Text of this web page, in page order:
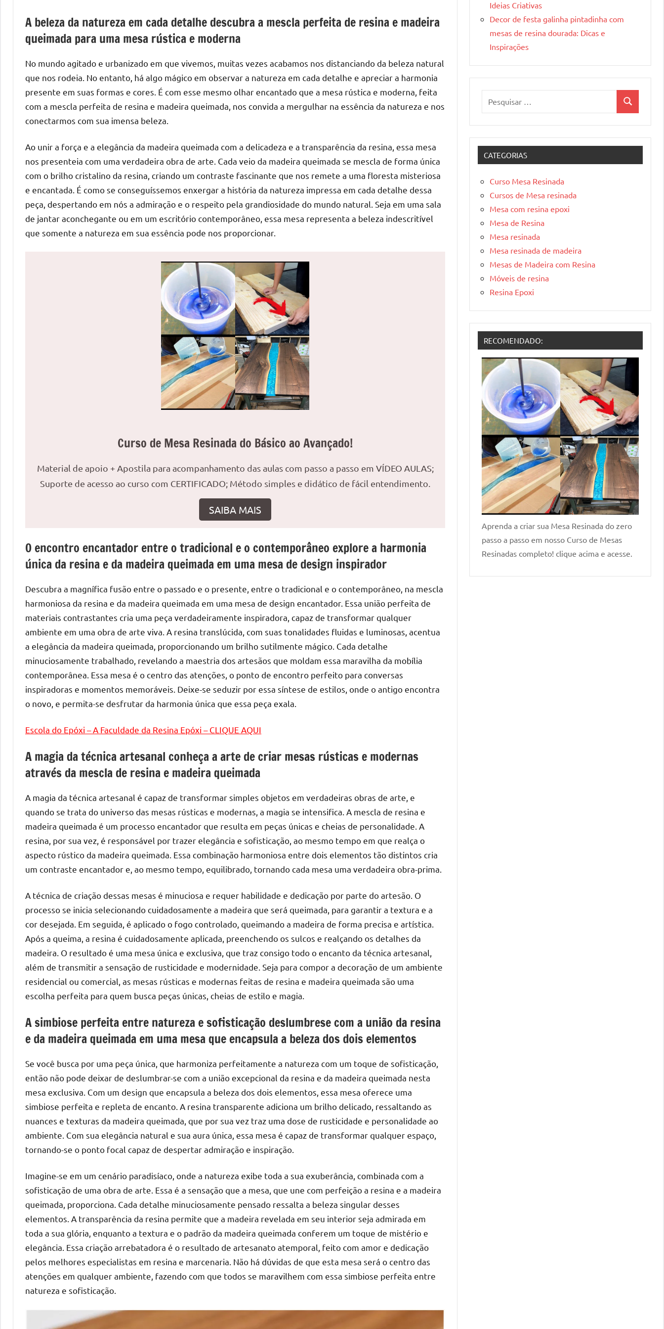
mesas
de
de
inovadoras
resinadas.
Quer
esteja
à
procura
de
mesa
para
reuniões
ou
uma
mesa
de
jantar
para
8
lugares,
aqui
você
o
precisa
para
transformar
ambiente
peças
únicas.
conteúdo
é
focado
as
melhores
práticas
e
tendências
criar
de
resinada
de
as
populares
River
Tables
mesas
de
tampinhas
resinadas.
A beleza da natureza em cada detalhe descubra a mescla perfeita de resina e madeira
queimada para uma mesa rústica e moderna
No mundo agitado e urbanizado em que vivemos, muitas vezes acabamos nos distanciando da beleza natural
que nos rodeia. No entanto, há algo mágico em observar a natureza em cada detalhe e apreciar a harmonia
presente em suas formas e cores. É com esse mesmo olhar encantado que a mesa rústica e moderna, feita
com a mescla perfeita de resina e madeira queimada, nos convida a mergulhar na essência da natureza e nos
conectarmos com sua imensa beleza.
Ao unir a força e a elegância da madeira queimada com a delicadeza e a transparência da resina, essa mesa
nos presenteia com uma verdadeira obra de arte. Cada veio da madeira queimada se mescla de forma única
com o brilho cristalino da resina, criando um contraste fascinante que nos remete a uma floresta misteriosa
e encantada. É como se conseguíssemos enxergar a história da natureza impressa em cada detalhe dessa
peça, despertando em nós a admiração e o respeito pela grandiosidade do mundo natural. Seja em uma sala
de jantar aconchegante ou em um escritório contemporâneo, essa mesa representa a beleza indescritível
que somente a natureza em sua essência pode nos proporcionar.
Curso de Mesa Resinada do Básico ao Avançado!
Material de apoio + Apostila para acompanhamento das aulas com passo a passo em VÍDEO AULAS;
Suporte de acesso ao curso com CERTIFICADO; Método simples e didático de fácil entendimento.
SAIBA MAIS
O encontro encantador entre o tradicional e o contemporâneo explore a harmonia
única da resina e da madeira queimada em uma mesa de design inspirador
Descubra a magnífica fusão entre o passado e o presente, entre o tradicional e o contemporâneo, na mescla
harmoniosa da resina e da madeira queimada em uma mesa de design encantador. Essa união perfeita de
materiais contrastantes cria uma peça verdadeiramente inspiradora, capaz de transformar qualquer
ambiente em uma obra de arte viva. A resina translúcida, com suas tonalidades fluidas e luminosas, acentua
a elegância da madeira queimada, proporcionando um brilho sutilmente mágico. Cada detalhe
minuciosamente trabalhado, revelando a maestria dos artesãos que moldam essa maravilha da mobília
contemporânea. Essa mesa é o centro das atenções, o ponto de encontro perfeito para conversas
inspiradoras e momentos memoráveis. Deixe-se seduzir por essa síntese de estilos, onde o antigo encontra
o novo, e permita-se desfrutar da harmonia única que essa peça exala.
Escola do Epóxi – A Faculdade da Resina Epóxi – CLIQUE AQUI
A magia da técnica artesanal conheça a arte de criar mesas rústicas e modernas
através da mescla de resina e madeira queimada
A magia da técnica artesanal é capaz de transformar simples objetos em verdadeiras obras de arte, e
quando se trata do universo das mesas rústicas e modernas, a magia se intensifica. A mescla de resina e
madeira queimada é um processo encantador que resulta em peças únicas e cheias de personalidade. A
resina, por sua vez, é responsável por trazer elegância e sofisticação, ao mesmo tempo em que realça o
aspecto rústico da madeira queimada. Essa combinação harmoniosa entre dois elementos tão distintos cria
um contraste encantador e, ao mesmo tempo, equilibrado, tornando cada mesa uma verdadeira obra-prima.
A técnica de criação dessas mesas é minuciosa e requer habilidade e dedicação por parte do artesão. O
processo se inicia selecionando cuidadosamente a madeira que será queimada, para garantir a textura e a
cor desejada. Em seguida, é aplicado o fogo controlado, queimando a madeira de forma precisa e artística.
Após a queima, a resina é cuidadosamente aplicada, preenchendo os sulcos e realçando os detalhes da
madeira. O resultado é uma mesa única e exclusiva, que traz consigo todo o encanto da técnica artesanal,
além de transmitir a sensação de rusticidade e modernidade. Seja para compor a decoração de um ambiente
residencial ou comercial, as mesas rústicas e modernas feitas de resina e madeira queimada são uma
escolha perfeita para quem busca peças únicas, cheias de estilo e magia.
A simbiose perfeita entre natureza e sofisticação deslumbrese com a união da resina
e da madeira queimada em uma mesa que encapsula a beleza dos dois elementos
Se você busca por uma peça única, que harmoniza perfeitamente a natureza com um toque de sofisticação,
então não pode deixar de deslumbrar-se com a união excepcional da resina e da madeira queimada nesta
mesa exclusiva. Com um design que encapsula a beleza dos dois elementos, essa mesa oferece uma
simbiose perfeita e repleta de encanto. A resina transparente adiciona um brilho delicado, ressaltando as
nuances e texturas da madeira queimada, que por sua vez traz uma dose de rusticidade e personalidade ao
ambiente. Com sua elegância natural e sua aura única, essa mesa é capaz de transformar qualquer espaço,
tornando-se o ponto focal capaz de despertar admiração e inspiração.
Imagine-se em um cenário paradisíaco, onde a natureza exibe toda a sua exuberância, combinada com a
sofisticação de uma obra de arte. Essa é a sensação que a mesa, que une com perfeição a resina e a madeira
queimada, proporciona. Cada detalhe minuciosamente pensado ressalta a beleza singular desses
elementos. A transparência da resina permite que a madeira revelada em seu interior seja admirada em
toda a sua glória, enquanto a textura e o padrão da madeira queimada conferem um toque de mistério e
elegância. Essa criação arrebatadora é o resultado de artesanato atemporal, feito com amor e dedicação
pelos melhores especialistas em resina e marcenaria. Não há dúvidas de que esta mesa será o centro das
atenções em qualquer ambiente, fazendo com que todos se maravilhem com essa simbiose perfeita entre
natureza e sofisticação.
Ideias Criativas
Decor de festa galinha pintadinha com
mesas de resina dourada: Dicas e
Inspirações
Pesquisa
CATEGORIAS
Curso Mesa Resinada
Cursos de Mesa resinada
Mesa com resina epoxi
Mesa de Resina
Mesa resinada
Mesa resinada de madeira
Mesas de Madeira com Resina
Móveis de resina
Resina Epoxi
RECOMENDADO:
Aprenda a criar sua Mesa Resinada do zero
passo a passo em nosso Curso de Mesas
Resinadas completo! clique acima e acesse.